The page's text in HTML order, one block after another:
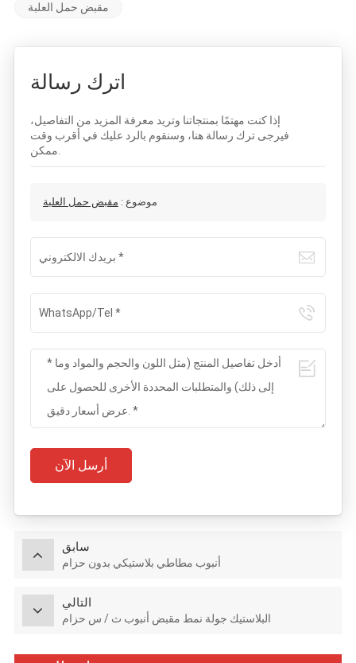
مقبض حمل العلبة
اترك رسالة
إذا كنت مهتمًا بمنتجاتنا وتريد معرفة المزيد من التفاصيل،
فيرجى ترك رسالة هنا، وسنقوم بالرد عليك في أقرب وقت
ممكن.
موضوع : مقبض حمل العلبة
أرسل الآن
سابق
أنبوب مطاطي بلاستيكي بدون حزام
التالي
البلاستيك جولة نمط مقبض أنبوب ث / س حزام